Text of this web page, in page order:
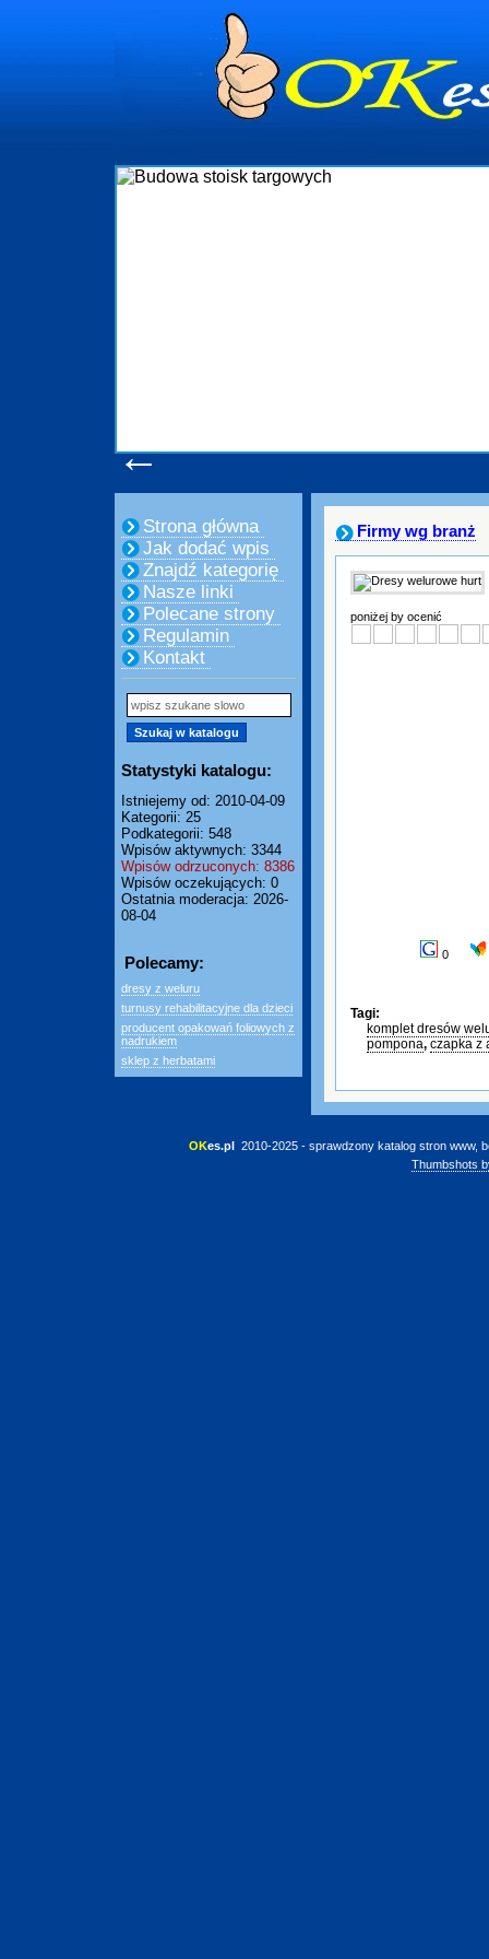
←
Strona główna
Jak dodać wpis
Znajdź kategorię
Nasze linki
Polecane strony
Regulamin
Kontakt
Statystyki katalogu:
Istniejemy od: 2010-04-09
Kategorii: 25
Podkategorii: 548
Wpisów aktywnych: 3344
Wpisów odrzuconych: 8386
Wpisów oczekujących: 0
Ostatnia moderacja: 2026-
08-04
Polecamy:
dresy z weluru
turnusy rehabilitacyjne dla dzieci
producent opakowań foliowych z
nadrukiem
sklep z herbatami
Firmy wg branż
poniżej by ocenić
0
Tagi:
komplet dresów
pompona, czapka z
OKes.pl 2010-2025 - sprawdzony katalog stron www,
Thumbshots